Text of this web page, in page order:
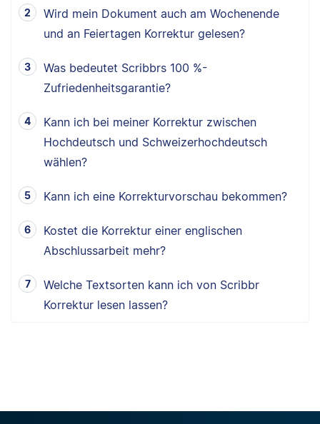
Wird mein Dokument auch am Wochenende
und an Feiertagen Korrektur gelesen?
Was bedeutet Scribbrs 100 %-
Zufriedenheitsgarantie?
Kann ich bei meiner Korrektur zwischen
Hochdeutsch und Schweizerhochdeutsch
wählen?
Kann ich eine Korrekturvorschau bekommen?
Kostet die Korrektur einer englischen
Abschlussarbeit mehr?
Welche Textsorten kann ich von Scribbr
Korrektur lesen lassen?